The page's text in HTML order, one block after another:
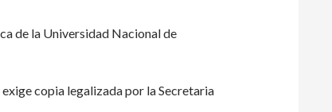
de la Universidad Nacional de
copia legalizada por la Secretaria